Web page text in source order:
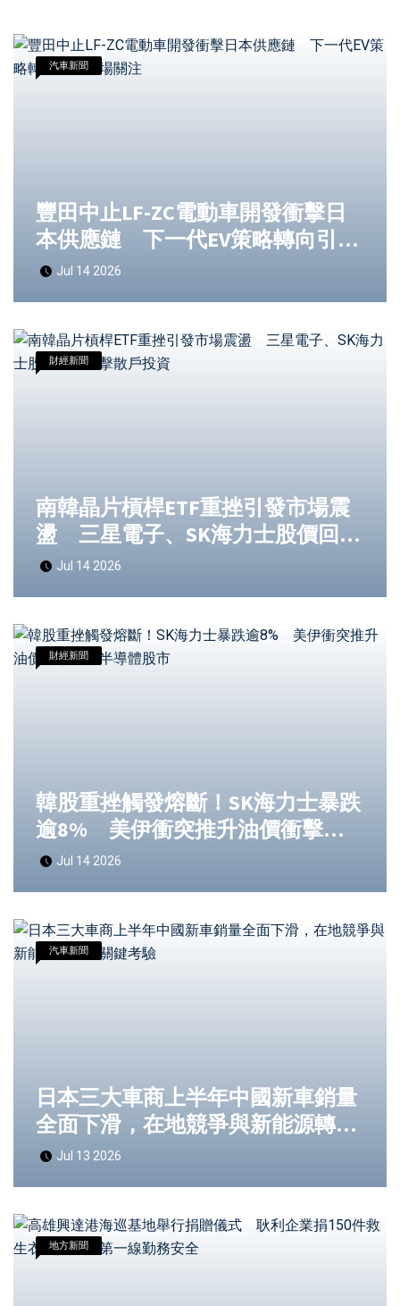
汽車新聞
豐田中止LF-ZC電動車開發衝擊日
本供應鏈 下一代EV策略轉向引發
市場關注
Jul 14 2026
財經新聞
南韓晶片槓桿ETF重挫引發市場震
盪 三星電子、SK海力士股價回檔
衝擊散戶投資
Jul 14 2026
財經新聞
韓股重挫觸發熔斷！SK海力士暴跌
逾8% 美伊衝突推升油價衝擊亞
洲半導體股市
Jul 14 2026
汽車新聞
日本三大車商上半年中國新車銷量
全面下滑，在地競爭與新能源轉型
成關鍵考驗
Jul 13 2026
地方新聞